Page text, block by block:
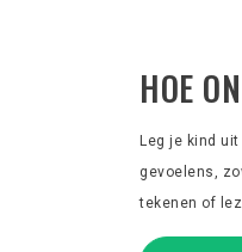
HOE
Leg je kind
gevoelens,
tekenen of